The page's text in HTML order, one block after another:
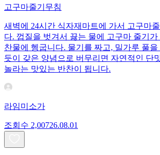
고구마줄기무침
새벽에 24시간 식자재마트에 가서 고구마
다. 껍질을 벗겨서 끓는 물에 고구마 줄기
찬물에 헹굽니다. 물기를 짜고, 밀가루 풀
듯이 갖은 양념으로 버무리면 자연적인 단
놀라는 맛있는 반찬이 됩니다.
라임미소가
조회수 2,00726.08.01